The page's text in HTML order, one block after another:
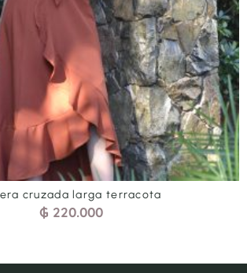
cruzada larga terracota
₲ 220.000